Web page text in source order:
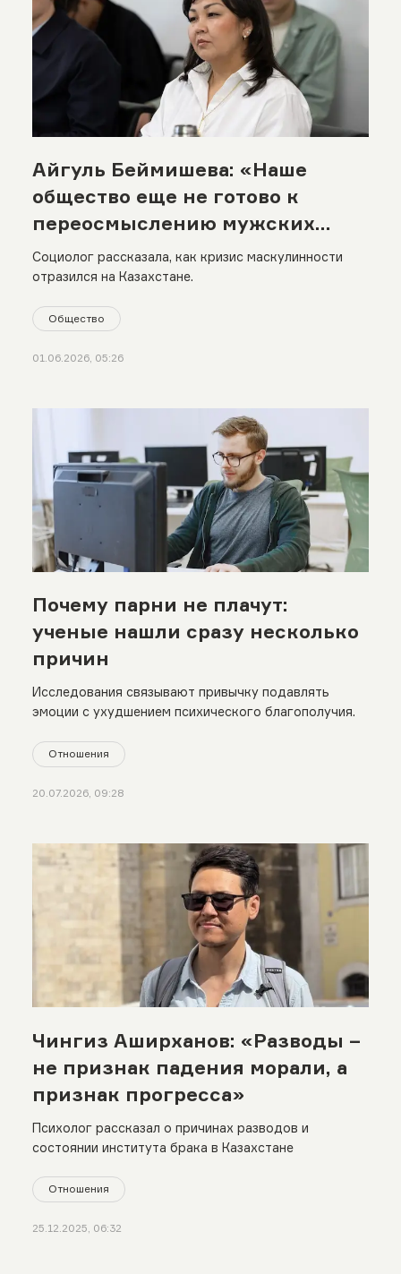
Айгуль Беймишева: «Наше
общество еще не готово к
переосмыслению мужских
гендерных ролей»
Социолог рассказала, как кризис маскулинности
отразился на Казахстане.
Общество
01.06.2026, 05:26
Почему парни не плачут:
ученые нашли сразу несколько
причин
Исследования связывают привычку подавлять
эмоции с ухудшением психического благополучия.
Отношения
20.07.2026, 09:28
Чингиз Аширханов: «Разводы –
не признак падения морали, а
признак прогресса»
Психолог рассказал о причинах разводов и
состоянии института брака в Казахстане
Отношения
25.12.2025, 06:32